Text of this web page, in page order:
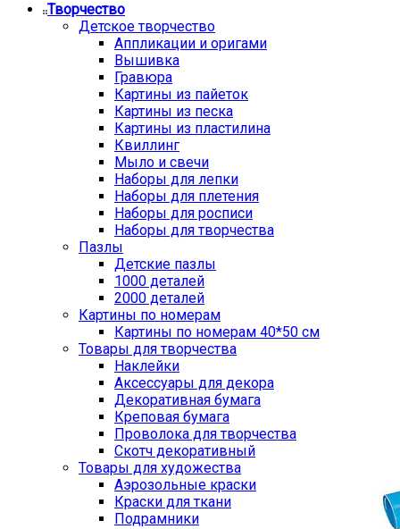
Творчество
Детское творчество
Аппликации и оригами
Вышивка
Гравюра
Картины из пайеток
Картины из песка
Картины из пластилина
Квиллинг
Мыло и свечи
Наборы для лепки
Наборы для плетения
Наборы для росписи
Наборы для творчества
Пазлы
Детские пазлы
1000 деталей
2000 деталей
Картины по номерам
Картины по номерам 40*50 см
Товары для творчества
Наклейки
Аксессуары для декора
Декоративная бумага
Креповая бумага
Проволока для творчества
Скотч декоративный
Товары для художества
Аэрозольные краски
Краски для ткани
Подрамники